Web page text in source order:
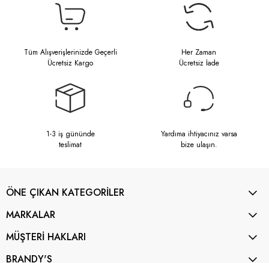
Tüm Alışverişlerinizde Geçerli
Ücretsiz Kargo
Her Zaman
Ücretsiz İade
1-3 iş gününde
teslimat
Yardıma ihtiyacınız varsa
bize ulaşın.
ÖNE ÇIKAN KATEGORİLER
MARKALAR
MÜŞTERİ HAKLARI
BRANDY'S